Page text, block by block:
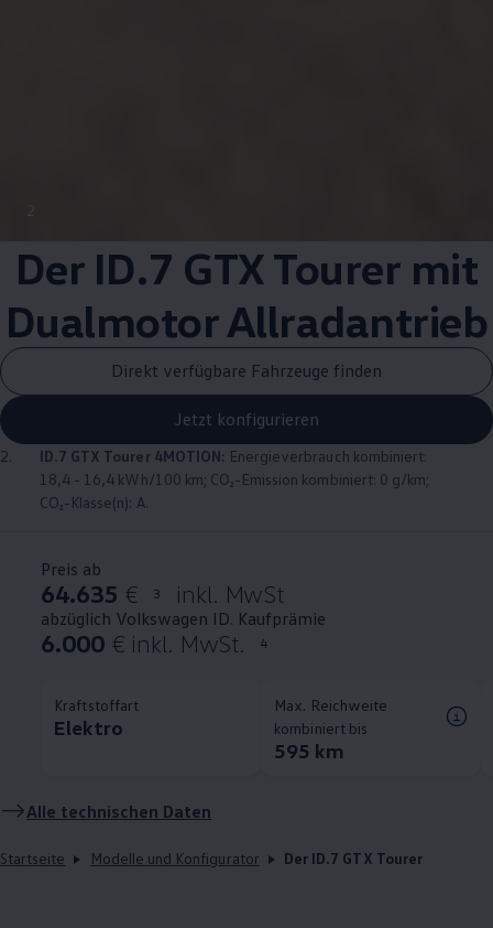
2
Der ID.7 GTX Tourer mit
DualmotorAllradantrieb
Direkt verfügbare Fahrzeuge finden
Jetzt konfigurieren
2. ID.7 GTX Tourer 4MOTION: Energieverbrauch kombiniert:
18,4 - 16,4 kWh/100 km; CO₂-Emission kombiniert: 0 g/km;
CO₂-Klasse(n): A.
Preis ab
64.635 € 3 inkl. MwSt
abzüglich Volkswagen ID. Kaufprämie
6.000 € inkl. MwSt. 4
Kraftstoffart
Elektro
Max. Reichweite
kombiniert bis
595 km
Alle technischen Daten
Startseite Modelle und Konfigurator Der ID.7 GTX Tourer